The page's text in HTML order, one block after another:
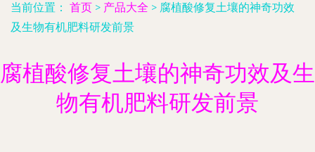
当前位置： 首页 > 产品大全 > 腐植酸修复土壤的神奇功效
及生物有机肥料研发前景
腐植酸修复土壤的神奇功效及生
物有机肥料研发前景